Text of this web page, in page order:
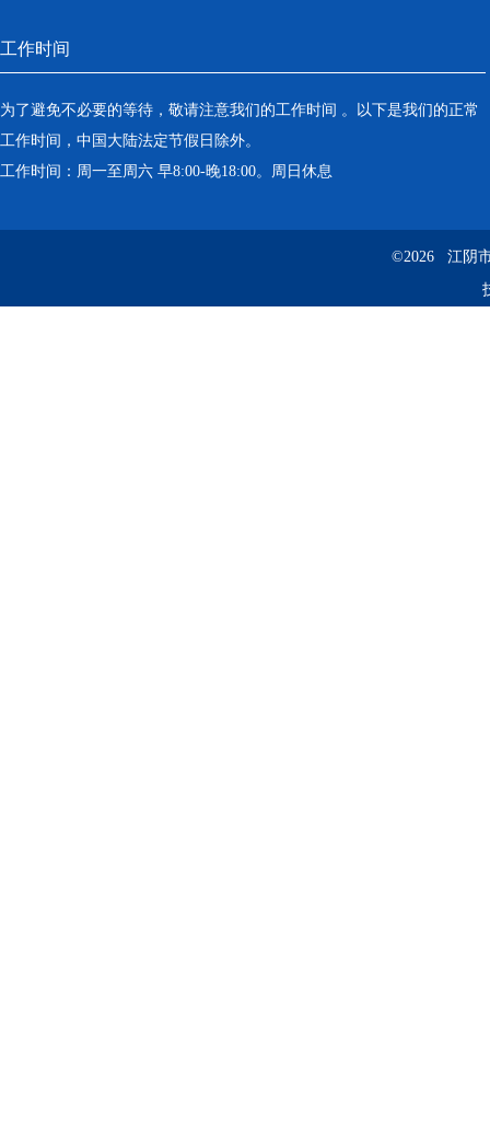
工作时间
为了避免不必要的等待，敬请注意我们的工作时间 。以下是我们的正常
工作时间，中国大陆法定节假日除外。
工作时间：周一至周六 早8:00-晚18:00。周日休息
©2026 江阴